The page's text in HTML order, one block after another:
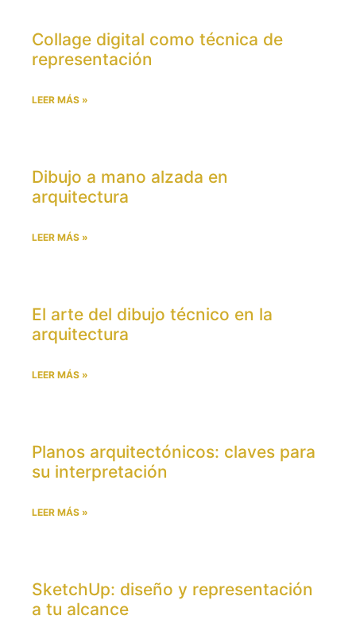
Collage digital como técnica de
representación
LEER MÁS »
Dibujo a mano alzada en
arquitectura
LEER MÁS »
El arte del dibujo técnico en la
arquitectura
LEER MÁS »
Planos arquitectónicos: claves para
su interpretación
LEER MÁS »
SketchUp: diseño y representación
a tu alcance